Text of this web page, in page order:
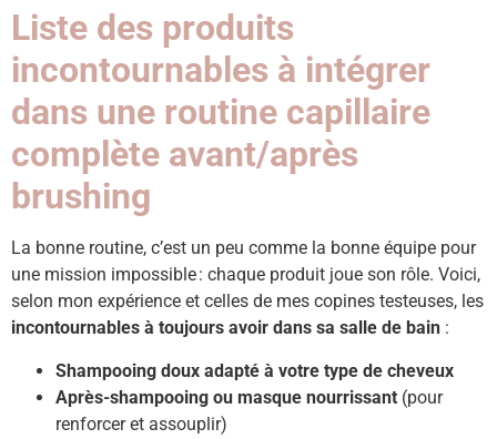
Liste des produits
incontournables à intégrer
dans une routine capillaire
complète avant/après
brushing
La bonne routine, c’est un peu comme la bonne équipe pour
une mission impossible : chaque produit joue son rôle. Voici,
selon mon expérience et celles de mes copines testeuses, les
incontournables à toujours avoir dans sa salle de bain :
Shampooing doux adapté à votre type de cheveux
Après-shampooing ou masque nourrissant (pour
renforcer et assouplir)